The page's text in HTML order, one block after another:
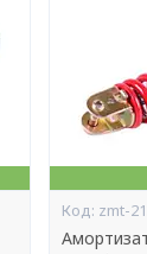
zmt-